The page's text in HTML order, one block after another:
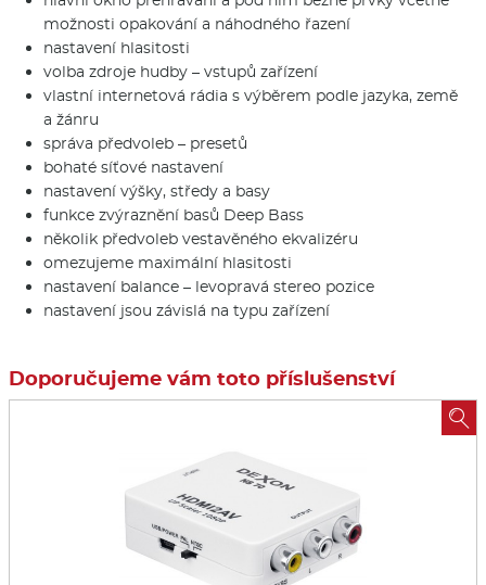
možnosti opakování a náhodného řazení
nastavení hlasitosti
volba zdroje hudby – vstupů zařízení
vlastní internetová rádia s výběrem podle jazyka, země
a žánru
správa předvoleb – presetů
bohaté síťové nastavení
nastavení výšky, středy a basy
funkce zvýraznění basů Deep Bass
několik předvoleb vestavěného ekvalizéru
omezujeme maximální hlasitosti
nastavení balance – levopravá stereo pozice
nastavení jsou závislá na typu zařízení
Doporučujeme vám toto příslušenství
